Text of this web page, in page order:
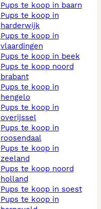
pups te koop in baarn
pups te koop in
harderwijk
pups te koop in
vlaardingen
pups te koop in beek
pups te koop noord
brabant
pups te koop in
hengelo
pups te koop in
overijssel
pups te koop in
roosendaal
pups te koop in
zeeland
pups te koop noord
holland
pups te koop in soest
pups te koop in